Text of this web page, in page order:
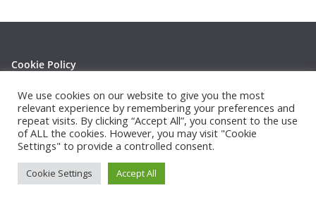
Cookie Policy
Privacy Policy
Copyright © 2026Thephotowall
Theme:ColorMag by ThemeGrill. Powered by
We use cookies on our website to give you the most
relevant experience by remembering your preferences and
repeat visits. By clicking “Accept All”, you consent to the use
of ALL the cookies. However, you may visit "Cookie
Settings" to provide a controlled consent.
Cookie Settings Accept All